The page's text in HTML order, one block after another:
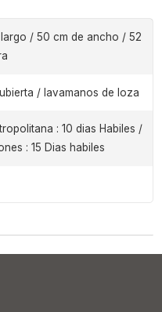
/ 50 cm de ancho / 52
/ lavamanos de loza
: 10 dias Habiles /
: 15 Dias habiles